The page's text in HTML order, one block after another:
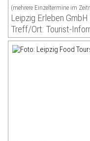
(mehrere Einzeltermine im
Leipzig Erleben GmbH
Treff/Ort: Tourist-